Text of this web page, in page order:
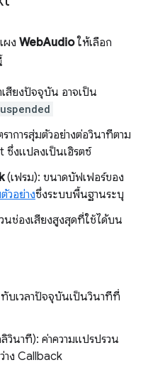
ผง WebAudioให้เลือก
สียงปัจจุบัน อาจเป็น
าการสุ่มตัวอย่างต่อวินาทีตาม
ซึ่งแปลงเป็นเฮิรตซ์
(เฟรม): ขนาดบัฟเฟอร์ของ
วอย่างซึ่งระบบพื้นฐานระบุ
นช่องเสียงสูงสุดที่ใช้ได้บน
ทับเวลาปัจจุบันเป็นวินาทีที่
วินาที): ค่าความแปรปรวน
าง Callback